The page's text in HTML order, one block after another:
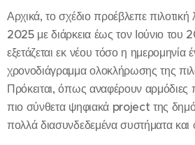
Αρχικά, το σχέδιο προέβλεπε πιλοτική
2025 με διάρκεια έως τον Ιούνιο
εξετάζεται εκ νέου τόσο η ημερομηνία
χρονοδιάγραμμα ολοκλήρωσης της
Πρόκειται, όπως αναφέρουν αρμόδιες
πιο σύνθετα ψηφιακά project της
πολλά διασυνδεδεμένα συστήματα και